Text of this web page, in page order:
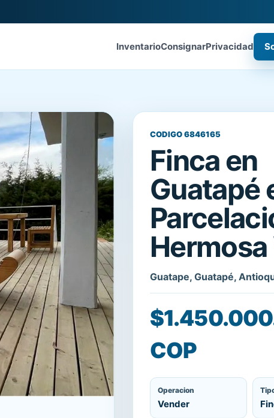
InventarioConsignarPrivacidad
CODIGO 6846165
Finca en
Guatapé
Guatape, Guatapé,
COP
Operacion
Vender